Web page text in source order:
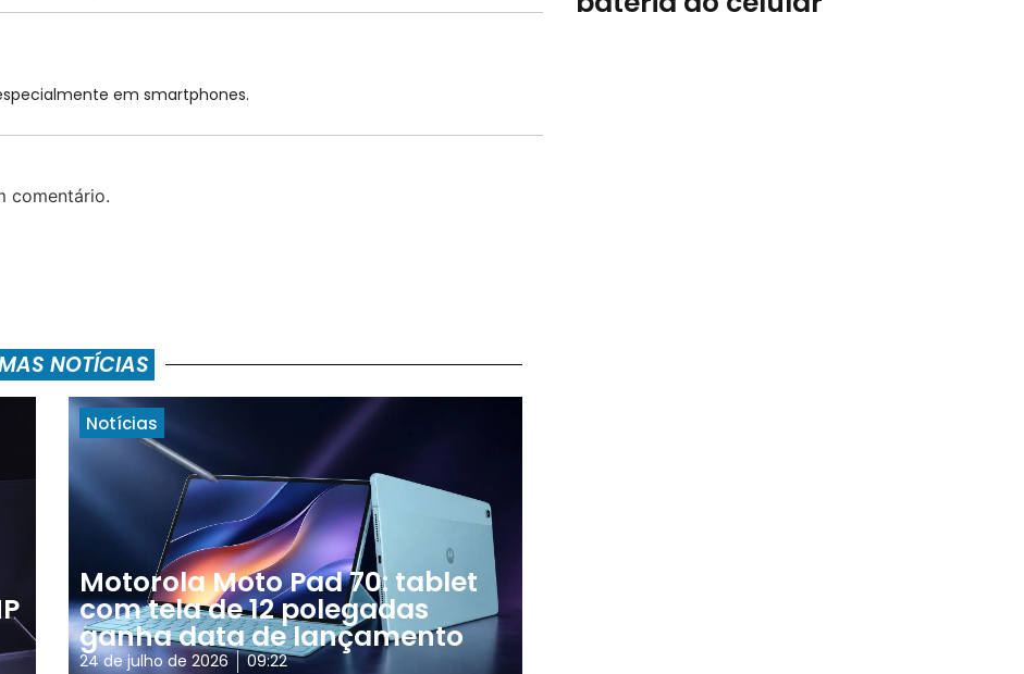
em smartphones.
comentário.
NOTÍCIAS
Notícias
Motorola Moto Pad 70: tablet
com tela de 12 polegadas
ganha data de lançamento
24 de julho de 2026 09:22